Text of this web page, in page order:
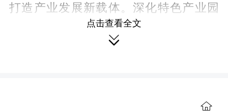
打造产业发展新载体。深化特色产业园
区建设，支持长沙经开区建设全球高端
装备制造业基地。推进国家工程机械创
新中心、产业技术研究院。培育产业发
点击查看全文
